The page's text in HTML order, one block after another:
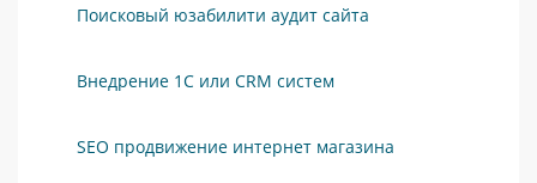
Поисковый юзабилити аудит сайта
Внедрение 1С или CRM систем
SEO продвижение интернет магазина